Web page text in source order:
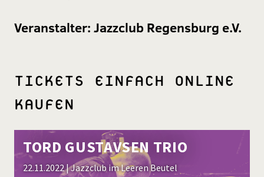
Veranstalter: Jazzclub Regensburg e.V.
TICKETS EINFACH ONLINE
KAUFEN